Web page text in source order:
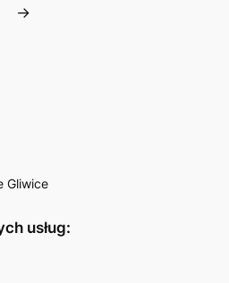
→
Gliwice
usług: